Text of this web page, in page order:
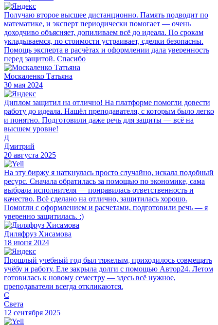
Получаю второе высшее дистанционно. Память подводит по
математике, и эксперт периодически помогает — очень
доходчиво объясняет, допиливаем всё до идеала. По срокам
укладываемся, по стоимости устраивает, сделки безопасны.
Помощь эксперта в расчётах и оформлении дала уверенность
перед защитой. Спасибо
Москаленко Татьяна
30 мая 2024
Диплом защитил на отлично! На платформе помогли довести
работу до идеала. Нашёл преподавателя, с которым было легко
и понятно. Подготовили даже речь для защиты — всё на
высшем уровне!
Д
Дмитрий
20 августа 2025
На эту биржу я наткнулась просто случайно, искала подобный
ресурс. Сначала обратилась за помощью по экономике, сама
выбрала исполнителя — понравилась ответственность и
качество. Всё сделано на отлично, защитилась хорошо.
Помогли с оформлением и расчетами, подготовили речь — я
уверенно защитилась. :)
Диляфруз Хисамова
18 июня 2024
Прошлый учебный год был тяжелым, приходилось совмещать
учёбу и работу. Еле закрыла долги с помощью Автор24. Летом
готовилась к новому семестру — здесь всё нужное,
преподаватели всегда откликаются.
С
Света
12 сентября 2025